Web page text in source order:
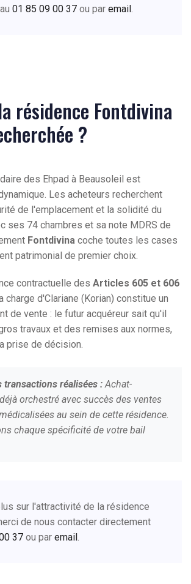
01 85 09 00 37 ou par email
résidence Fontdivina
?
des Ehpad à Beausoleil est
Les acheteurs recherchent
de l'emplacement et la solidité du
ses 74 chambres et sa note MDRS de
Fontdivina coche toutes les cases
patrimonial de premier choix.
contractuelle des Articles 605 et 606
charge d'Clariane (Korian) constitue un
de vente : le futur acquéreur sait qu'il
travaux et des remises aux normes,
prise de décision.
transactions réalisées : Achat-
orchestré avec succès des ventes
au sein de cette résidence.
chaque spécificité de votre bail
sur l'attractivité de la résidence
de nous contacter directement
37 ou par email